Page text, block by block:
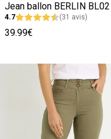
4.7 (31 avis)
39.99€